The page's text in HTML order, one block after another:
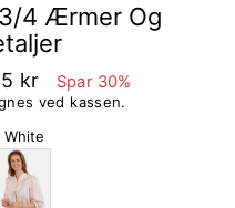
4 Ærmer Og
kr Spar 30%
ved kassen.
White